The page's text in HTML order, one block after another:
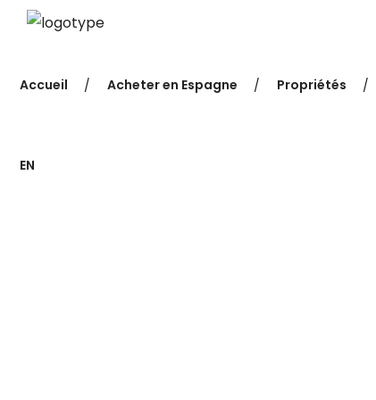
Accueil Acheter en Espagne Propriétés
EN